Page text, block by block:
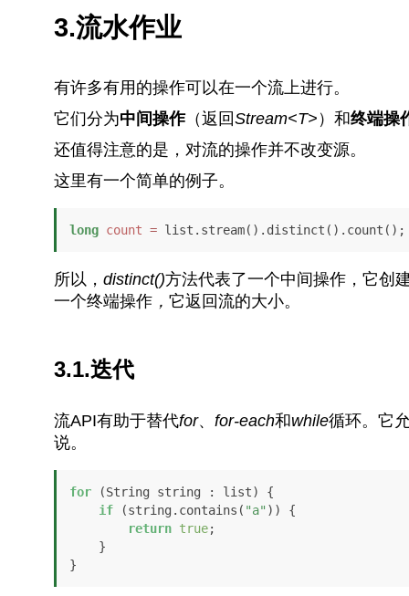
3.流水作业
有许多有用的操作可以在一个流上进行。
它们分为中间操作（返回Stream<T> ）和终端操
还值得注意的是，对流的操作并不改变源。
这里有一个简单的例子。
long count = list.stream().distinct().count();
所以， distinct()方法代表了一个中间操作，它创
一个终端操作， 它返回流的大小。
3.1.迭代
流API有助于替代for、 for-each和while循环。它
说。
for (String string : list) {
if (string.contains( "a" )) {
return true;
}